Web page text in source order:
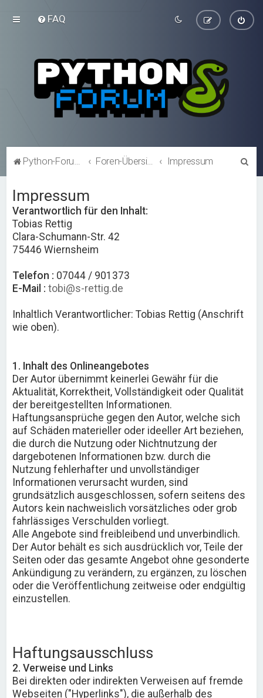
FAQ
Python-Forum.de Foren-Übersicht Impressum
Impressum
Verantwortlich für den Inhalt:
Tobias Rettig
Clara-Schumann-Str. 42
75446 Wiernsheim
Telefon : 07044 / 901373
E-Mail : tobi@s-rettig.de
Inhaltlich Verantwortlicher: Tobias Rettig (Anschrift
wie oben).
1. Inhalt des Onlineangebotes
Der Autor übernimmt keinerlei Gewähr für die
Aktualität, Korrektheit, Vollständigkeit oder Qualität
der bereitgestellten Informationen.
Haftungsansprüche gegen den Autor, welche sich
auf Schäden materieller oder ideeller Art beziehen,
die durch die Nutzung oder Nichtnutzung der
dargebotenen Informationen bzw. durch die
Nutzung fehlerhafter und unvollständiger
Informationen verursacht wurden, sind
grundsätzlich ausgeschlossen, sofern seitens des
Autors kein nachweislich vorsätzliches oder grob
fahrlässiges Verschulden vorliegt.
Alle Angebote sind freibleibend und unverbindlich.
Der Autor behält es sich ausdrücklich vor, Teile der
Seiten oder das gesamte Angebot ohne gesonderte
Ankündigung zu verändern, zu ergänzen, zu löschen
oder die Veröffentlichung zeitweise oder endgültig
einzustellen.
Haftungsausschluss
2. Verweise und Links
Bei direkten oder indirekten Verweisen auf fremde
Webseiten ("Hyperlinks"), die außerhalb des